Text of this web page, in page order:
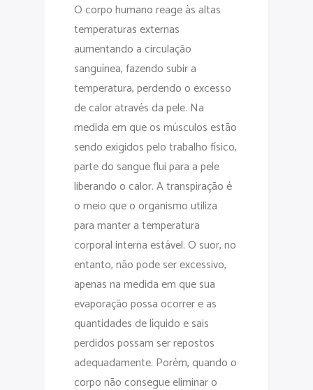
O corpo humano reage às altas
temperaturas externas
aumentando a circulação
sanguínea, fazendo subir a
temperatura, perdendo o excesso
de calor através da pele. Na
medida em que os músculos estão
sendo exigidos pelo trabalho físico,
parte do sangue flui para a pele
liberando o calor. A transpiração é
o meio que o organismo utiliza
para manter a temperatura
corporal interna estável. O suor, no
entanto, não pode ser excessivo,
apenas na medida em que sua
evaporação possa ocorrer e as
quantidades de líquido e sais
perdidos possam ser repostos
adequadamente. Porém, quando o
corpo não consegue eliminar o